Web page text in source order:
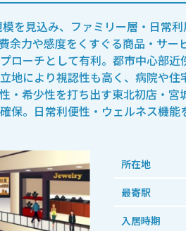
を見込み、ファミリー層・日常
余力や感度をくすぐる商品・サ
ローチとして有利。都市中心部
地により視認性も高く、病院や
・希少性を打ち出す東北初店・
保。日常利便性・ウェルネス機
所在地
最寄駅
入居時期